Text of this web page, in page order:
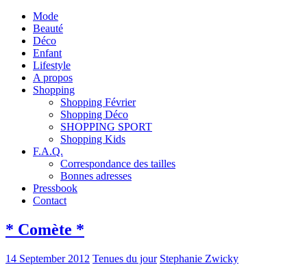
Mode
Beauté
Déco
Enfant
Lifestyle
A propos
Shopping
Shopping Février
Shopping Déco
SHOPPING SPORT
Shopping Kids
F.A.Q.
Correspondance des tailles
Bonnes adresses
Pressbook
Contact
* Comète *
14 September 2012 Tenues du jour Stephanie Zwicky